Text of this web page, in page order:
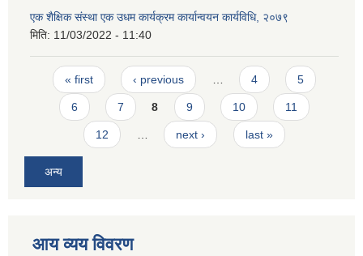
एक शैक्षिक संस्था एक उधम कार्यक्रम कार्यान्वयन कार्यविधि, २०७९
मिति: 11/03/2022 - 11:40
Pages
« first ‹ previous 4 5
6 7 8 9 10 11
12 next › last »
अन्य
आय व्यय विवरण